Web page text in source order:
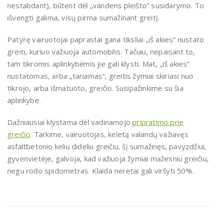
nestabdant), būtent dėl „vandens pleišto” susidarymo. To
išvengti galima, visų pirma sumažinant greitį.
Patyrę vairuotojai paprastai gana tiksliai „iš akies” nustato
greiti, kuriuo važiuoja automobilis. Tačiau, nepaisant to,
tam tikromis aplinkybėmis jie gali klysti. Mat, „iš akies”
nustatomas, arba „tariamas”, greitis žymiai skiriasi nuo
tikrojo, arba išmatuoto, greičio. Susipažinkime su šia
aplinkybe.
Dažniausiai klystama dėl vadinamojopripratimo prie
greičio. Tarkime, vairuotojas, keletą valandų važiavęs
asfaltbetonio keliu dideliu greičiu, šį sumažinęs, pavyzdžiui,
gyvenvietėje, galvoja, kad važiuoja žymiai mažesniu greičiu,
negu rodo spidometras. Klaida neretai gali viršyti 50%.